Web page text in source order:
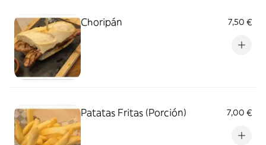
Choripán 7,50 €
Patatas Fritas (Porción) 7,00 €